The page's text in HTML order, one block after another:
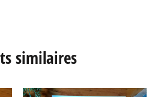
similaires